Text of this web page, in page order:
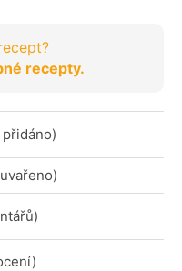
recepty.
přidáno)